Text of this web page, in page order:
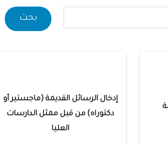
إدخال الرسائل القديمة (ماجستير أو
دكتوراه) من قبل ممثل الدارسات
العليا